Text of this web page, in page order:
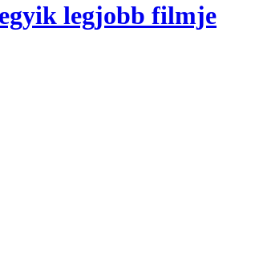
legjobb filmje